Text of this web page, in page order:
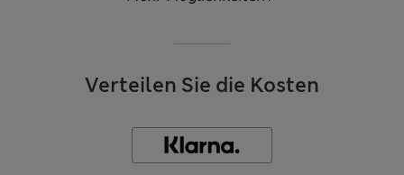
Verteilen Sie die Kosten